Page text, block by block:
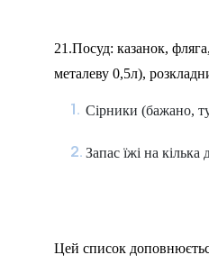
21.Посуд: казанок,
металеву 0,5л),
Сірники (бажано,
Запас їжі на кілька
Цей список